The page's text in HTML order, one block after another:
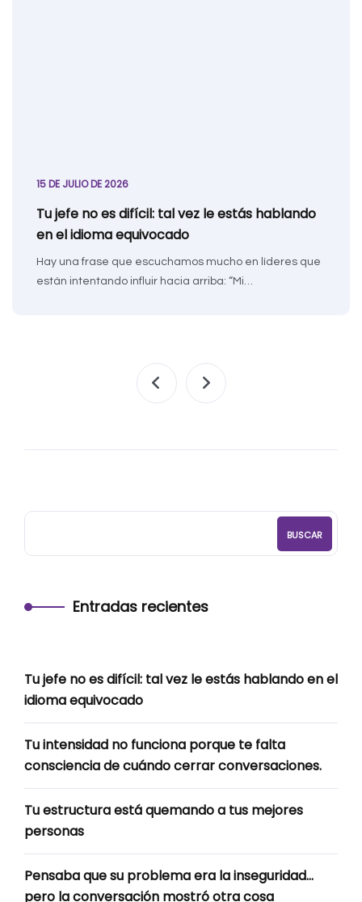
15 DE JULIO DE 2026
Tu jefe no es difícil: tal vez le estás hablando
en el idioma equivocado
Hay una frase que escuchamos mucho en líderes que
están intentando influir hacia arriba: “Mi…
BUSCAR
Entradas recientes
Tu jefe no es difícil: tal vez le estás hablando en el
idioma equivocado
Tu intensidad no funciona porque te falta
consciencia de cuándo cerrar conversaciones.
Tu estructura está quemando a tus mejores
personas
Pensaba que su problema era la inseguridad…
pero la conversación mostró otra cosa